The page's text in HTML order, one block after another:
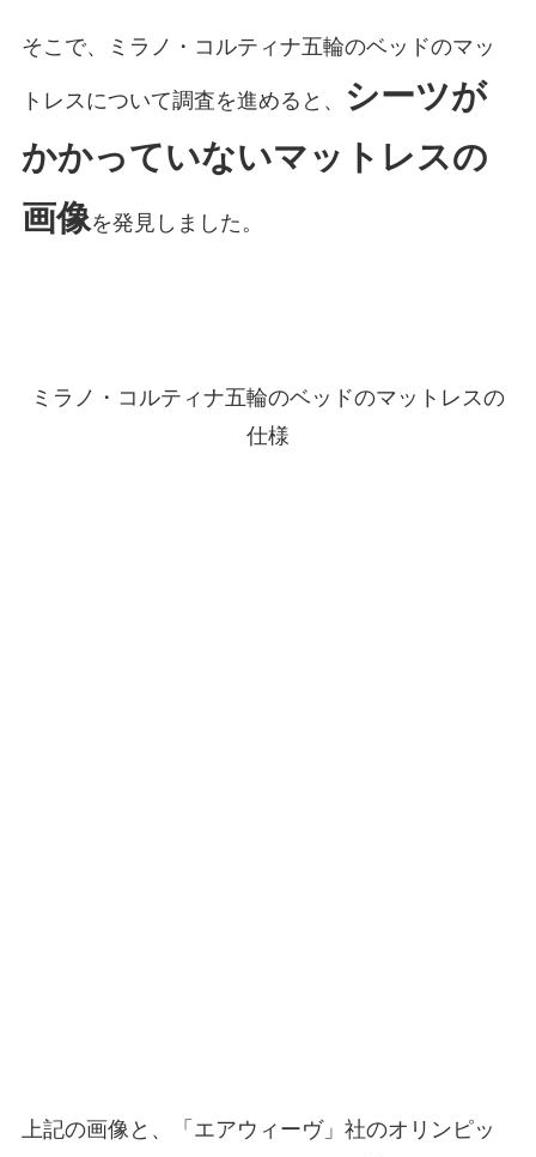
そこで、ミラノ・コルティナ五輪のベッドのマッ
トレスについて調査を進めると、
シーツが
かかっていないマットレスの
画像を発見しました。
ミラノ・コルティナ五輪のベッドのマットレスの
仕様
上記の画像と、「エアウィーヴ」社のオリンピッ